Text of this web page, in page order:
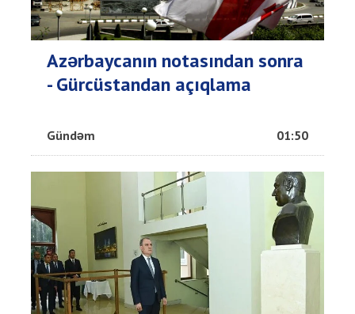
Azərbaycanın notasından sonra
- Gürcüstandan açıqlama
Gündəm 01:50